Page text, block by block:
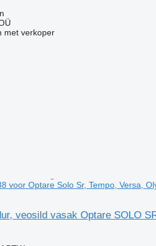
met verkoper
voor Optare Solo Sr, Tempo, Versa,
veosild vasak Optare SOLO